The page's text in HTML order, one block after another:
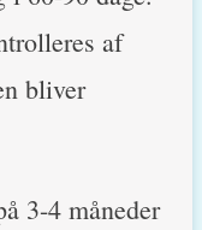
af
bliver
3-4 måneder